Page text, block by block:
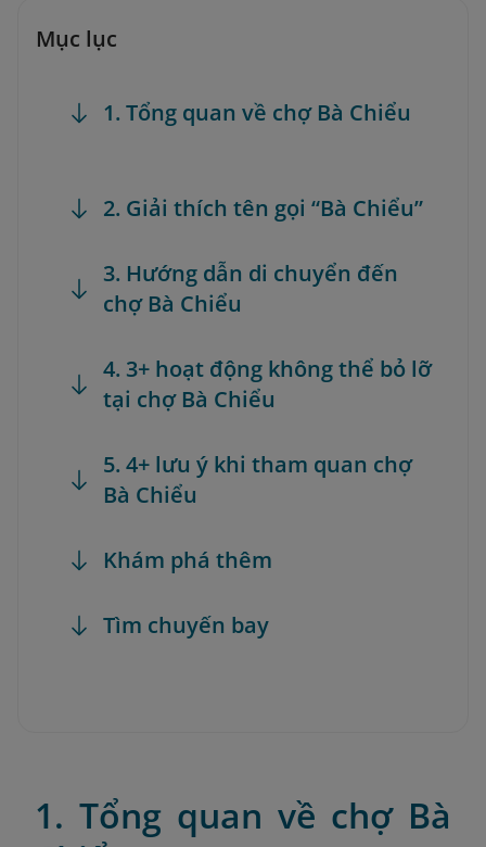
Mục lục
1. Tổng quan về chợ Bà Chiểu
2. Giải thích tên gọi “Bà Chiểu”
3. Hướng dẫn di chuyển đến
chợ Bà Chiểu
4. 3+ hoạt động không thể bỏ lỡ
tại chợ Bà Chiểu
5. 4+ lưu ý khi tham quan chợ
Bà Chiểu
Khám phá thêm
Tìm chuyến bay
1. Tổng quan về chợ Bà